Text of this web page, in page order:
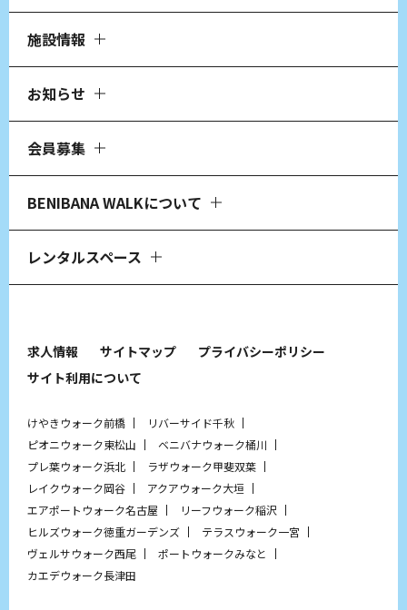
施設情報
お知らせ
会員募集
BENIBANA WALKについて
レンタルスペース
求人情報 サイトマップ
プライバシーポリシー
サイト利用について
けやきウォーク前橋
リバーサイド千秋
ピオニウォーク東松山
ベニバナウォーク桶川
プレ葉ウォーク浜北
ラザウォーク甲斐双葉
レイクウォーク岡谷
アクアウォーク大垣
エアポートウォーク名古屋
リーフウォーク稲沢
ヒルズウォーク徳重ガーデンズ
テラスウォーク一宮
ヴェルサウォーク西尾
ポートウォークみなと
カエデウォーク長津田